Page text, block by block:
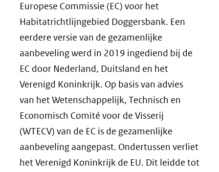
Europese Commissie (EC) voor het
Habitatrichtlijngebied Doggersbank. Een
eerdere versie van de gezamenlijke
aanbeveling werd in 2019 ingediend bij de
EC door Nederland, Duitsland en het
Verenigd Koninkrijk. Op basis van advies
van het Wetenschappelijk, Technisch en
Economisch Comité voor de Visserij
(WTECV) van de EC is de gezamenlijke
aanbeveling aangepast. Ondertussen verliet
het Verenigd Koninkrijk de EU. Dit leidde tot